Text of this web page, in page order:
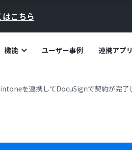
はこちら
機能 ユーザー事例 連携アプリ
を連携してDocuSignで契約が完